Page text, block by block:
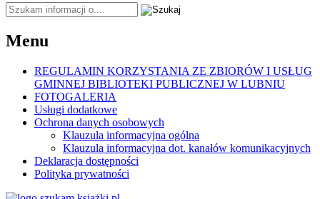
Tutaj
wpisz
szukaną
frazę:
Menu
REGULAMIN KORZYSTANIA ZE ZBIORÓW I USŁUG
GMINNEJ BIBLIOTEKI PUBLICZNEJ W LUBNIU
FOTOGALERIA
Usługi dodatkowe
Ochrona danych osobowych
Klauzula informacyjna ogólna
Klauzula informacyjna dot. kanałów komunikacyjnych
Deklaracja dostępności
Polityka prywatności